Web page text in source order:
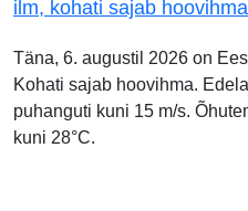
ilm, kohati sajab hoovihma
Täna, 6. augustil 2026 on
Kohati sajab hoovihma.
puhanguti kuni 15 m/s.
kuni 28°C.